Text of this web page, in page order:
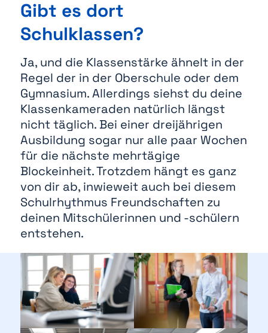
Gibt es dort
Schulklassen?
Ja, und die Klassenstärke ähnelt in der
Regel der in der Oberschule oder dem
Gymnasium. Allerdings siehst du deine
Klassenkameraden natürlich längst
nicht täglich. Bei einer dreijährigen
Ausbildung sogar nur alle paar Wochen
für die nächste mehrtägige
Blockeinheit. Trotzdem hängt es ganz
von dir ab, inwieweit auch bei diesem
Schulrhythmus Freundschaften zu
deinen Mitschülerinnen und -schülern
entstehen.